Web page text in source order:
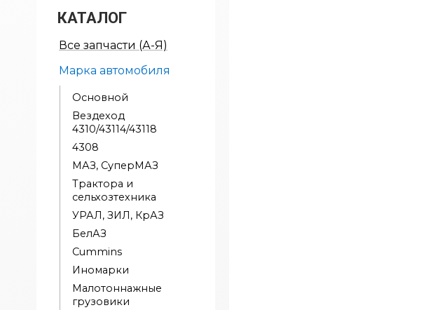
КАТАЛОГ
Все запчасти (А-Я)
Марка автомобиля
Основной
Вездеход
4310/43114/43118
4308
МАЗ, СуперМАЗ
Трактора и
сельхозтехника
УРАЛ, ЗИЛ, КрАЗ
БелАЗ
Cummins
Иномарки
Малотоннажные
грузовики